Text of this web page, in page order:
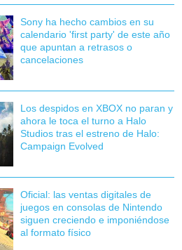
Sony ha hecho cambios en su
calendario 'first party' de este año
que apuntan a retrasos o
cancelaciones
Los despidos en XBOX no paran y
ahora le toca el turno a Halo
Studios tras el estreno de Halo:
Campaign Evolved
Oficial: las ventas digitales de
juegos en consolas de Nintendo
siguen creciendo e imponiéndose
al formato físico